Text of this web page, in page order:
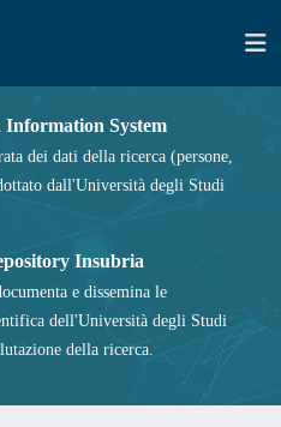
System
dei dati della ricerca (persone,
dall'Università degli Studi
Insubria
e dissemina le
dell'Università degli Studi
della ricerca.